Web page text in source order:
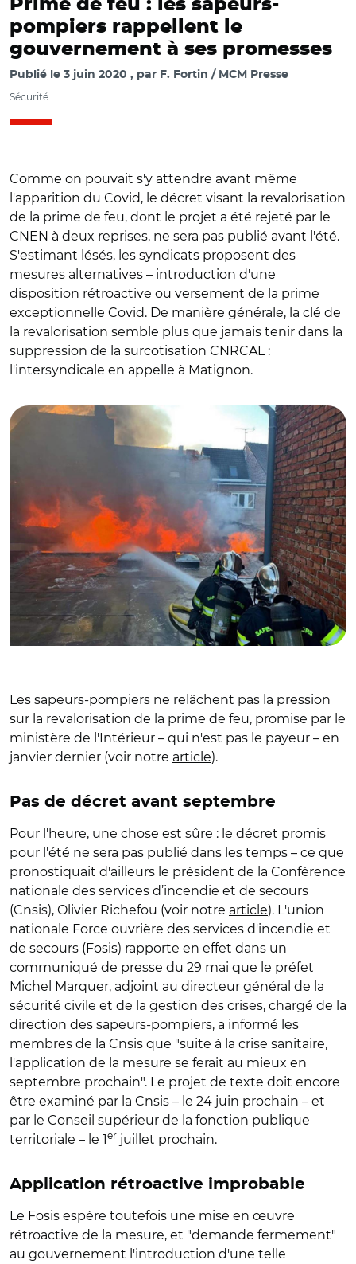
Prime de feu : les sapeurs-
pompiers rappellent le
gouvernement à ses promesses
Publié le 3 juin 2020 par F. Fortin / MCM Presse
Sécurité
Comme on pouvait s'y attendre avant même
l'apparition du Covid, le décret visant la revalorisation
de la prime de feu, dont le projet a été rejeté par le
CNEN à deux reprises, ne sera pas publié avant l'été.
S'estimant lésés, les syndicats proposent des
mesures alternatives – introduction d'une
disposition rétroactive ou versement de la prime
exceptionnelle Covid. De manière générale, la clé de
la revalorisation semble plus que jamais tenir dans la
suppression de la surcotisation CNRCAL :
l'intersyndicale en appelle à Matignon.
Les sapeurs-pompiers ne relâchent pas la pression
sur la revalorisation de la prime de feu, promise par le
ministère de l'Intérieur – qui n'est pas le payeur – en
janvier dernier (voir notre article).
Pas de décret avant septembre
Pour l'heure, une chose est sûre : le décret promis
pour l'été ne sera pas publié dans les temps – ce que
pronostiquait d'ailleurs le président de la Conférence
nationale des services d’incendie et de secours
(Cnsis), Olivier Richefou (voir notre article). L'union
nationale Force ouvrière des services d'incendie et
de secours (Fosis) rapporte en effet dans un
communiqué de presse du 29 mai que le préfet
Michel Marquer, adjoint au directeur général de la
sécurité civile et de la gestion des crises, chargé de la
direction des sapeurs-pompiers, a informé les
membres de la Cnsis que "suite à la crise sanitaire,
l'application de la mesure se ferait au mieux en
septembre prochain". Le projet de texte doit encore
être examiné par la Cnsis – le 24 juin prochain – et
par le Conseil supérieur de la fonction publique
territoriale – le 1er juillet prochain.
Application rétroactive improbable
Le Fosis espère toutefois une mise en œuvre
rétroactive de la mesure, et "demande fermement"
au gouvernement l'introduction d'une telle